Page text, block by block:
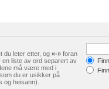
du leter etter, og «-» foran
en liste av ord separert av
må være med i
du er usikker på
og heisann).